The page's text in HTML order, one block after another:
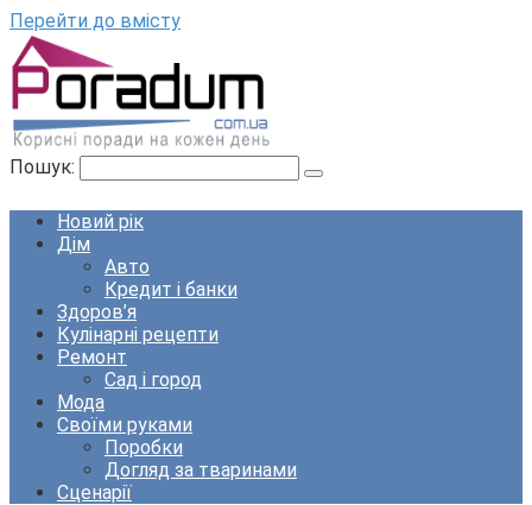
Перейти до вмісту
Пошук:
Новий рік
Дім
Авто
Кредит і банки
Здоров’я
Кулінарні рецепти
Ремонт
Сад і город
Мода
Своїми руками
Поробки
Догляд за тваринами
Сценарії